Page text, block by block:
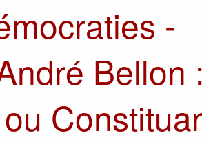
-
Bellon :